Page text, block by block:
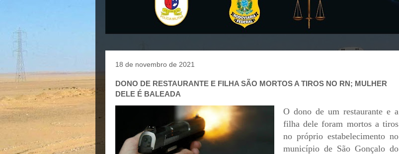
18 de novembro de 2021
DONO DE RESTAURANTE E FILHA SÃO MORTOS A TIROS NO RN; MULHER
DELE É BALEADA
O dono de um restaurante e a
filha dele foram mortos a tiros
no próprio estabelecimento no
município de São Gonçalo do